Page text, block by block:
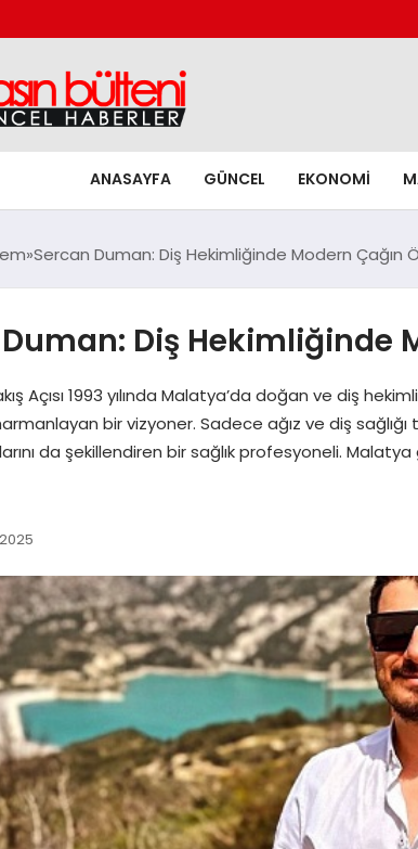
ANASAYFA GÜNCEL EKONOMI
Sercan Duman: Diş Hekimliğinde Modern Çağın
Diş Hekimliğinde
Açısı 1993 yılında Malatya’da doğan ve diş
bir vizyoner. Sadece ağız ve diş
da şekillendiren bir sağlık profesyoneli.